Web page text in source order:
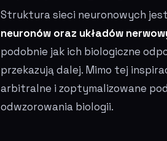
Struktura sieci neuronowych
neuronów oraz układów
podobnie jak ich biologiczne
przekazują dalej. Mimo tej
arbitralne i zoptymalizowane
odwzorowania biologii.